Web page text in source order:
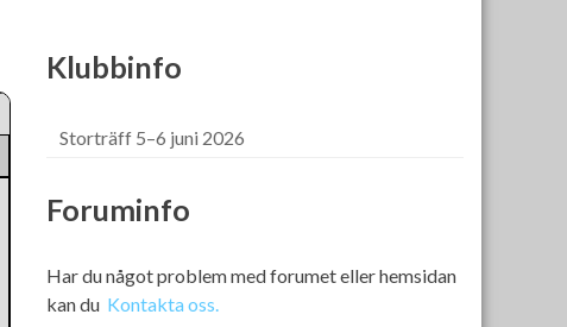
Klubbinfo
Storträff 5–6 juni 2026
Foruminfo
Har du något problem med forumet eller hemsidan
kan du Kontakta oss.